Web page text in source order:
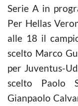
Serie A in
Per Hellas
alle 18 il
scelto Marco
per Juventus-
scelto Paolo
Gianpaolo